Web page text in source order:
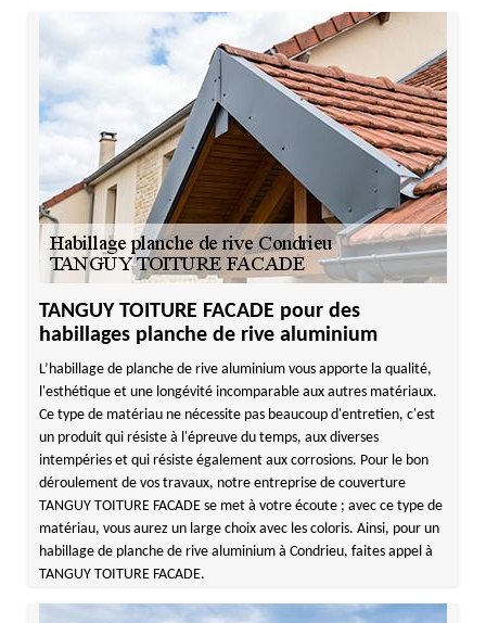
TANGUY TOITURE FACADE pour des
habillages planche de rive aluminium
L’habillage de planche de rive aluminium vous apporte la qualité,
l'esthétique et une longévité incomparable aux autres matériaux.
Ce type de matériau ne nécessite pas beaucoup d'entretien, c'est
un produit qui résiste à l'épreuve du temps, aux diverses
intempéries et qui résiste également aux corrosions. Pour le bon
déroulement de vos travaux, notre entreprise de couverture
TANGUY TOITURE FACADE se met à votre écoute ; avec ce type de
matériau, vous aurez un large choix avec les coloris. Ainsi, pour un
habillage de planche de rive aluminium à Condrieu, faites appel à
TANGUY TOITURE FACADE.